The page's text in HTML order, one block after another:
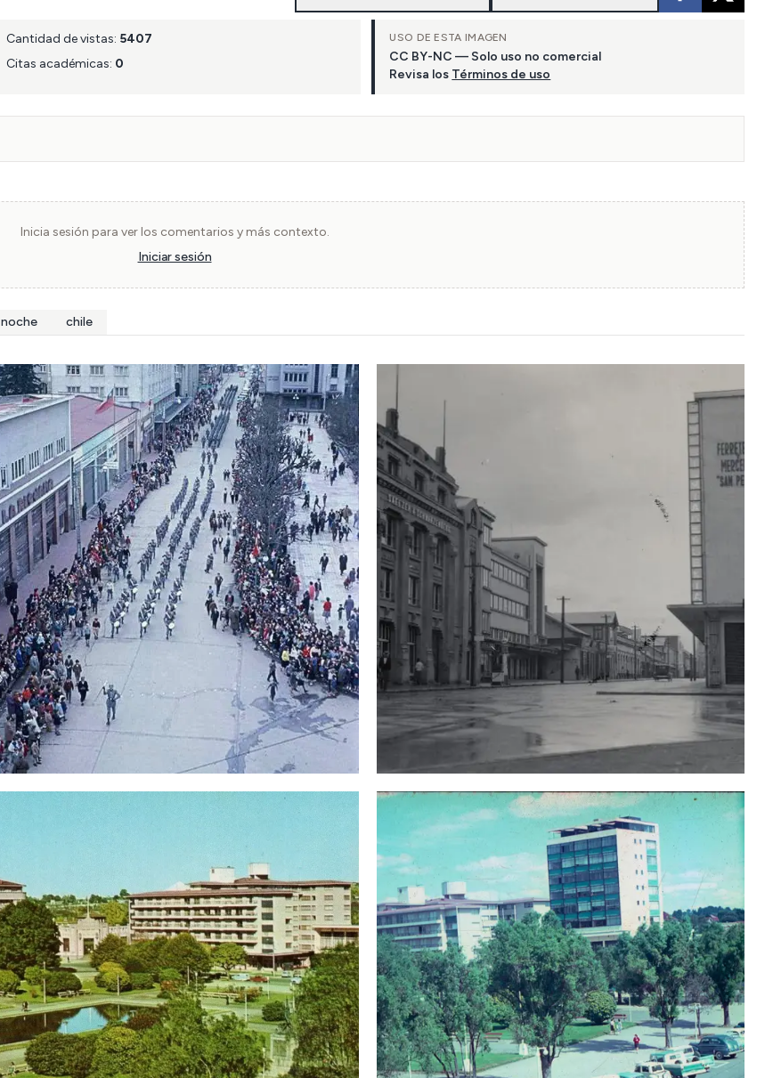
Cantidad de vistas: 5407
Citas académicas: 0
USO DE ESTA IMAGEN
CC BY-NC — Solo uso no comercial
Revisa los Términos de uso
Inicia sesión para ver los comentarios y más contexto.
Iniciar sesión
noche chile